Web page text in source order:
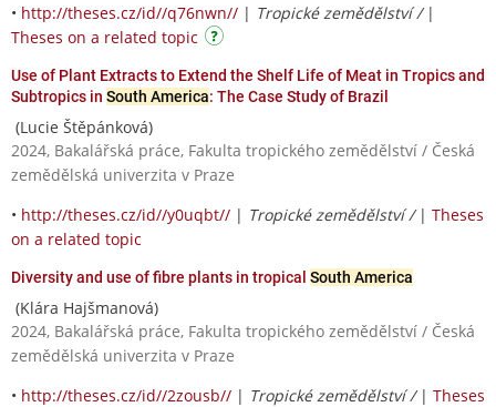
• http://theses.cz/id//q76nwn// | Tropické zemědělství / |
Theses on a related topic
Use of Plant Extracts to Extend the Shelf Life of Meat in Tropics and
Subtropics in South America: The Case Study of Brazil
(Lucie Štěpánková)
2024, Bakalářská práce, Fakulta tropického zemědělství / Česká
zemědělská univerzita v Praze
• http://theses.cz/id//y0uqbt// | Tropické zemědělství / | Theses
on a related topic
Diversity and use of fibre plants in tropical South America
(Klára Hajšmanová)
2024, Bakalářská práce, Fakulta tropického zemědělství / Česká
zemědělská univerzita v Praze
• http://theses.cz/id//2zousb// | Tropické zemědělství / | Theses